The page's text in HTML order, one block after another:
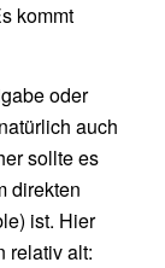
kommt
oder
auch
sollte es
direkten
ist. Hier
relativ alt: